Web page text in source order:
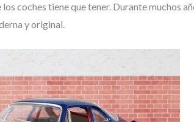
coches tiene que tener. Durante muchos
y original.